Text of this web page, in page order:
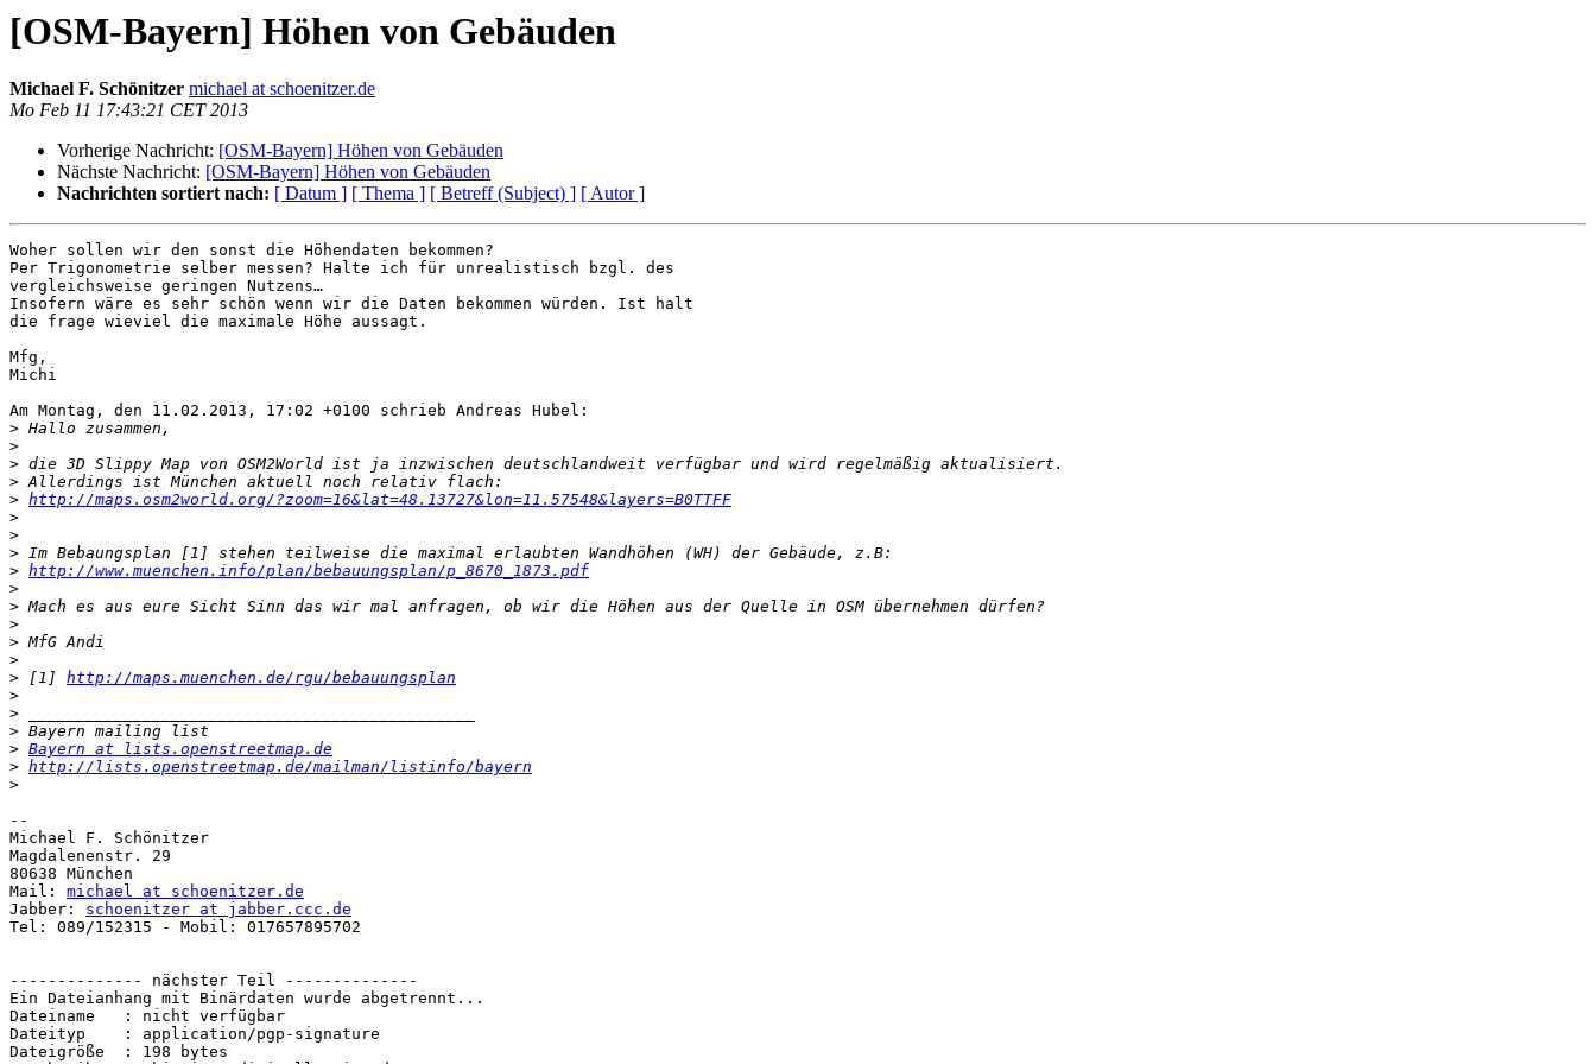
[OSM-Bayern] Höhen von Gebäuden
Michael F. Schönitzer michael at schoenitzer.de
Mo Feb 11 17:43:21 CET 2013
Vorherige Nachricht: [OSM-Bayern] Höhen von Gebäuden
Nächste Nachricht: [OSM-Bayern] Höhen von Gebäuden
Nachrichten sortiert nach: [ Datum ] [ Thema ] [ Betreff (Subject) ] [ Autor ]
Woher sollen wir den sonst die Höhendaten bekommen?
Per Trigonometrie selber messen? Halte ich für unrealistisch bzgl. des
vergleichsweise geringen Nutzens…
Insofern wäre es sehr schön wenn wir die Daten bekommen würden. Ist halt
die frage wieviel die maximale Höhe aussagt.
Mfg,
Michi
Am Montag, den 11.02.2013, 17:02 +0100 schrieb Andreas Hubel:
>
>
>
>
> http://maps.osm2world.org/?zoom=16&lat=48.13727&lon=11.57548&layers=B0TTFF
>
>
>
> http://www.muenchen.info/plan/bebauungsplan/p_8670_1873.pdf
>
>
>
>
>
> [1] http://maps.muenchen.de/rgu/bebauungsplan
>
>
>
> Bayern at lists.openstreetmap.de
> http://lists.openstreetmap.de/mailman/listinfo/bayern
>
--
Michael F. Schönitzer
Magdalenenstr. 29
80638 München
Mail: michael at schoenitzer.de
Jabber: schoenitzer at jabber.ccc.de
Tel: 089/152315 - Mobil: 017657895702
-------------- nächster Teil --------------
Ein Dateianhang mit Binärdaten wurde abgetrennt...
Dateiname   : nicht verfügbar
Dateityp    : application/pgp-signature
Dateigröße  : 198 bytes